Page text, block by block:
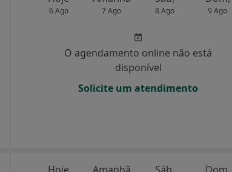
6 Ago 7 Ago 8 Ago 9 Ago
O agendamento online não está
disponível
Solicite um atendimento